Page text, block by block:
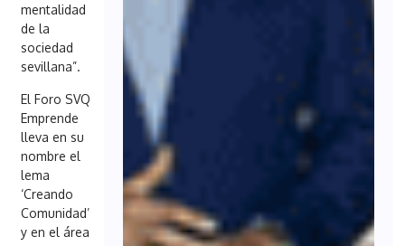
mentalidad
de la
sociedad
sevillana”.
El Foro SVQ
Emprende
lleva en su
nombre el
lema
‘Creando
Comunidad’
y en el área